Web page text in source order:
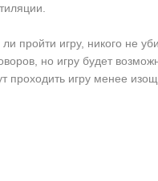
пройти игру, никого не
но игру будет
проходить игру менее